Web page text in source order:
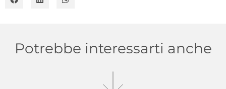
Potrebbe interessarti anche